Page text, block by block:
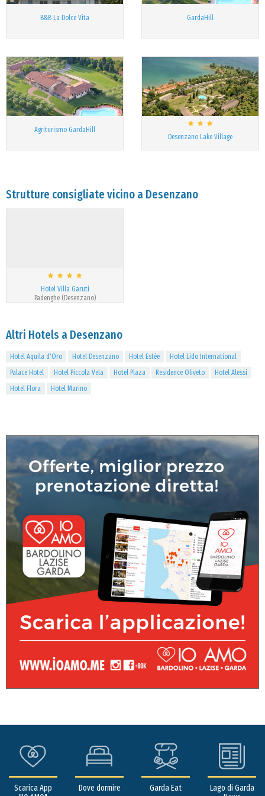
B&B La Dolce Vita GardaHill
Agriturismo GardaHill
Desenzano Lake Village
Strutture consigliate vicino a Desenzano
Hotel Villa Garuti
Padenghe (Desenzano)
Altri Hotels a Desenzano
Hotel Aquila d'Oro Hotel Desenzano Hotel Estée
Hotel Lido International
Palace Hotel
Hotel Piccola Vela Hotel Plaza Residence Oliveto
Hotel Alessi
Hotel Flora
Hotel Marino
Scarica App
Dove dormire Garda Eat
Lago di Garda